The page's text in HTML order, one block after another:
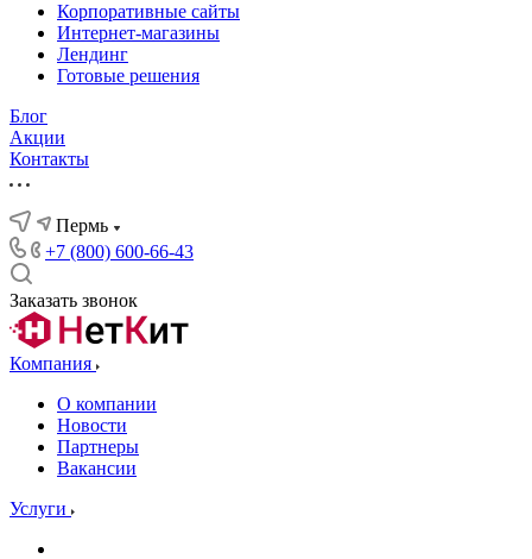
Корпоративные сайты
Интернет-магазины
Лендинг
Готовые решения
Блог
Акции
Контакты
Пермь
+7 (800) 600-66-43
Заказать звонок
Компания
О компании
Новости
Партнеры
Вакансии
Услуги